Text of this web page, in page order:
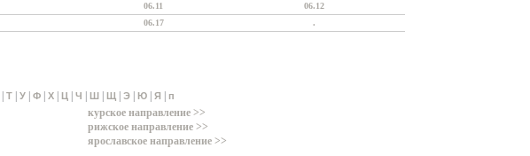
06.11
06.12
06.17 .
Т У Ф Х Ц Ч Ш Щ Э Ю Я п
курское направление >>
рижское направление >>
ярославское направление >>